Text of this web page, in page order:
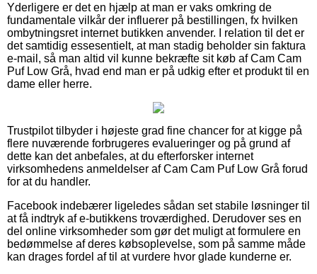
Yderligere er det en hjælp at man er vaks omkring de
fundamentale vilkår der influerer på bestillingen, fx hvilken
ombytningsret internet butikken anvender. I relation til det er
det samtidig essesentielt, at man stadig beholder sin faktura
e-mail, så man altid vil kunne bekræfte sit køb af Cam Cam
Puf Low Grå, hvad end man er på udkig efter et produkt til en
dame eller herre.
Trustpilot tilbyder i højeste grad fine chancer for at kigge på
flere nuværende forbrugeres evalueringer og på grund af
dette kan det anbefales, at du efterforsker internet
virksomhedens anmeldelser af Cam Cam Puf Low Grå forud
for at du handler.
Facebook indebærer ligeledes sådan set stabile løsninger til
at få indtryk af e-butikkens troværdighed. Derudover ses en
del online virksomheder som gør det muligt at formulere en
bedømmelse af deres købsoplevelse, som på samme måde
kan drages fordel af til at vurdere hvor glade kunderne er.